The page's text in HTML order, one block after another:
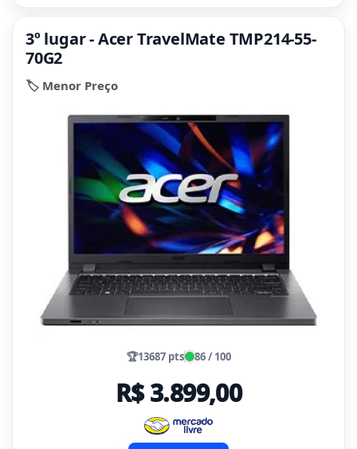
3º lugar - Acer TravelMate TMP214-55-
70G2
🏷️ Menor Preço
🏆13687 pts 86 / 100
R$ 3.899,00